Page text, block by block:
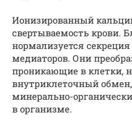
Ионизированный
свертываемость крови.
нормализуется
медиаторов. Они
проникающие в клетки,
внутриклеточный
минерально-
в организме.